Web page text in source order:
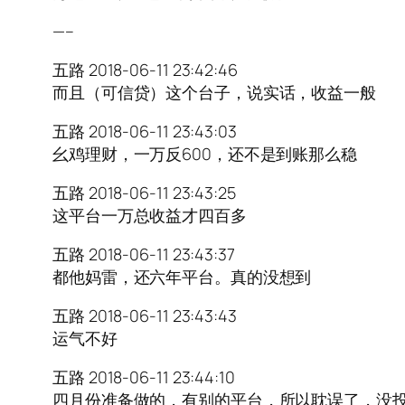
—–
五路 2018-06-11 23:42:46
而且（可信贷）这个台子，说实话，收益一般
五路 2018-06-11 23:43:03
幺鸡理财，一万反600，还不是到账那么稳
五路 2018-06-11 23:43:25
这平台一万总收益才四百多
五路 2018-06-11 23:43:37
都他妈雷，还六年平台。真的没想到
五路 2018-06-11 23:43:43
运气不好
五路 2018-06-11 23:44:10
四月份准备做的，有别的平台，所以耽误了，没